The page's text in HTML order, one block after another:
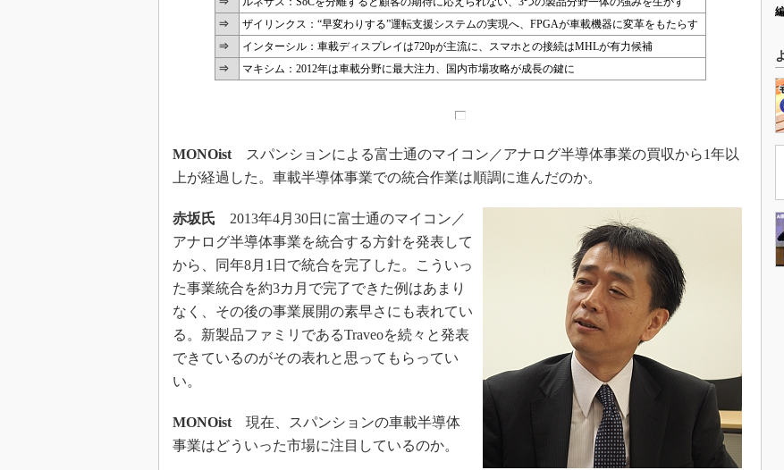
⇒
ザイリンクス：“早変わりする”運転支援システムの実現へ、FPGAが車載機器に変革をもたらす
⇒
インターシル：車載ディスプレイは720pが主流に、スマホとの接続はMHLが有力候補
⇒
マキシム：2012年は車載分野に最大注力、国内市場攻略が成長の鍵に
MONOist スパンションによる富士通のマイコン／アナログ半導体事業の買収から1年以
上が経過した。車載半導体事業での統合作業は順調に進んだのか。
赤坂氏 2013年4月30日に富士通のマイコン／
アナログ半導体事業を統合する方針を発表して
から、同年8月1日で統合を完了した。こういっ
た事業統合を約3カ月で完了できた例はあまり
なく、その後の事業展開の素早さにも表れてい
る。新製品ファミリであるTraveoを続々と発表
できているのがその表れと思ってもらってい
い。
MONOist 現在、スパンションの車載半導体
事業はどういった市場に注目しているのか。